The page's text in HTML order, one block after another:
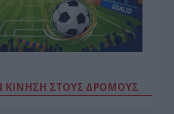
ΚΙΝΗΣΗ ΣΤΟΥΣ ΔΡΌΜΟΥΣ